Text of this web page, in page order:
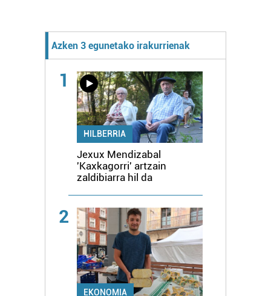
Azken 3 egunetako irakurrienak
1
HILBERRIA
Jexux Mendizabal
'Kaxkagorri' artzain
zaldibiarra hil da
2
EKONOMIA